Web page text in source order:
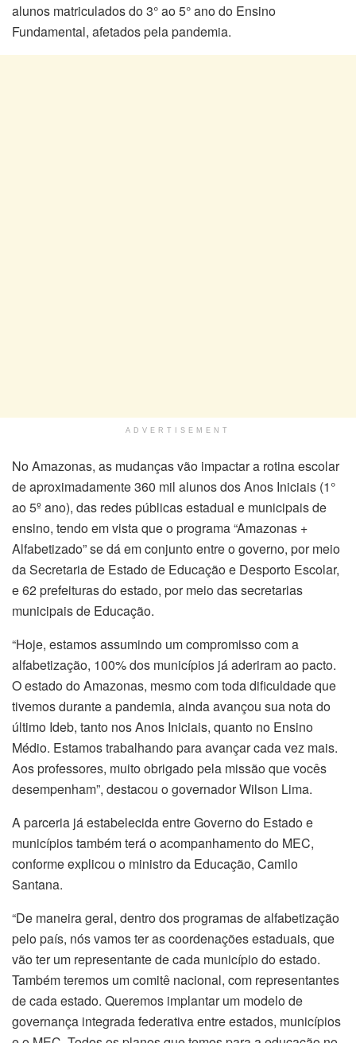
alunos matriculados do 3° ao 5° ano do Ensino
Fundamental, afetados pela pandemia.
ADVERTISEMENT
No Amazonas, as mudanças vão impactar a rotina escolar
de aproximadamente 360 mil alunos dos Anos Iniciais (1°
ao 5º ano), das redes públicas estadual e municipais de
ensino, tendo em vista que o programa “Amazonas +
Alfabetizado” se dá em conjunto entre o governo, por meio
da Secretaria de Estado de Educação e Desporto Escolar,
e 62 prefeituras do estado, por meio das secretarias
municipais de Educação.
“Hoje, estamos assumindo um compromisso com a
alfabetização, 100% dos municípios já aderiram ao pacto.
O estado do Amazonas, mesmo com toda dificuldade que
tivemos durante a pandemia, ainda avançou sua nota do
último Ideb, tanto nos Anos Iniciais, quanto no Ensino
Médio. Estamos trabalhando para avançar cada vez mais.
Aos professores, muito obrigado pela missão que vocês
desempenham”, destacou o governador Wilson Lima.
A parceria já estabelecida entre Governo do Estado e
municípios também terá o acompanhamento do MEC,
conforme explicou o ministro da Educação, Camilo
Santana.
“De maneira geral, dentro dos programas de alfabetização
pelo país, nós vamos ter as coordenações estaduais, que
vão ter um representante de cada município do estado.
Também teremos um comitê nacional, com representantes
de cada estado. Queremos implantar um modelo de
governança integrada federativa entre estados, municípios